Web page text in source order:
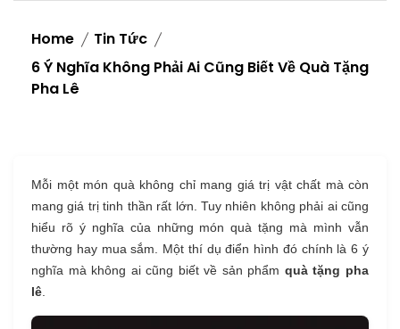
Home
Tin Tức
6 Ý Nghĩa Không Phải Ai Cũng Biết Về Quà Tặng
Pha Lê
Mỗi một món quà không chỉ mang giá trị vật chất mà còn
mang giá trị tinh thần rất lớn. Tuy nhiên không phải ai cũng
hiểu rõ ý nghĩa của những món quà tặng mà mình vẫn
thường hay mua sắm. Một thí dụ điển hình đó chính là 6 ý
nghĩa mà không ai cũng biết về sản phẩm quà tặng pha
lê